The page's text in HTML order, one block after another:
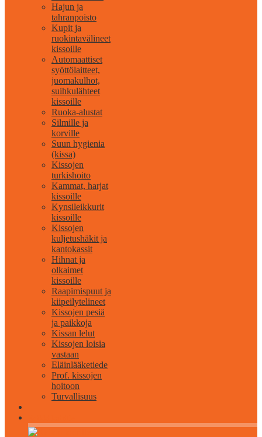
Hajun ja
tahranpoisto
Kupit ja
ruokintavälineet
kissoille
Automaattiset
syöttölaitteet,
juomakulhot,
suihkulähteet
kissoille
Ruoka-alustat
Silmille ja
korville
Suun hygienia
(kissa)
Kissojen
turkishoito
Kammat, harjat
kissoille
Kynsileikkurit
kissoille
Kissojen
kuljetushäkit ja
kantokassit
Hihnat ja
olkaimet
kissoille
Raapimispuut ja
kiipeilytelineet
Kissojen pesiä
ja paikkoja
Kissan lelut
Kissojen loisia
vastaan
Eläinlääketiede
Prof. kissojen
hoitoon
Turvallisuus